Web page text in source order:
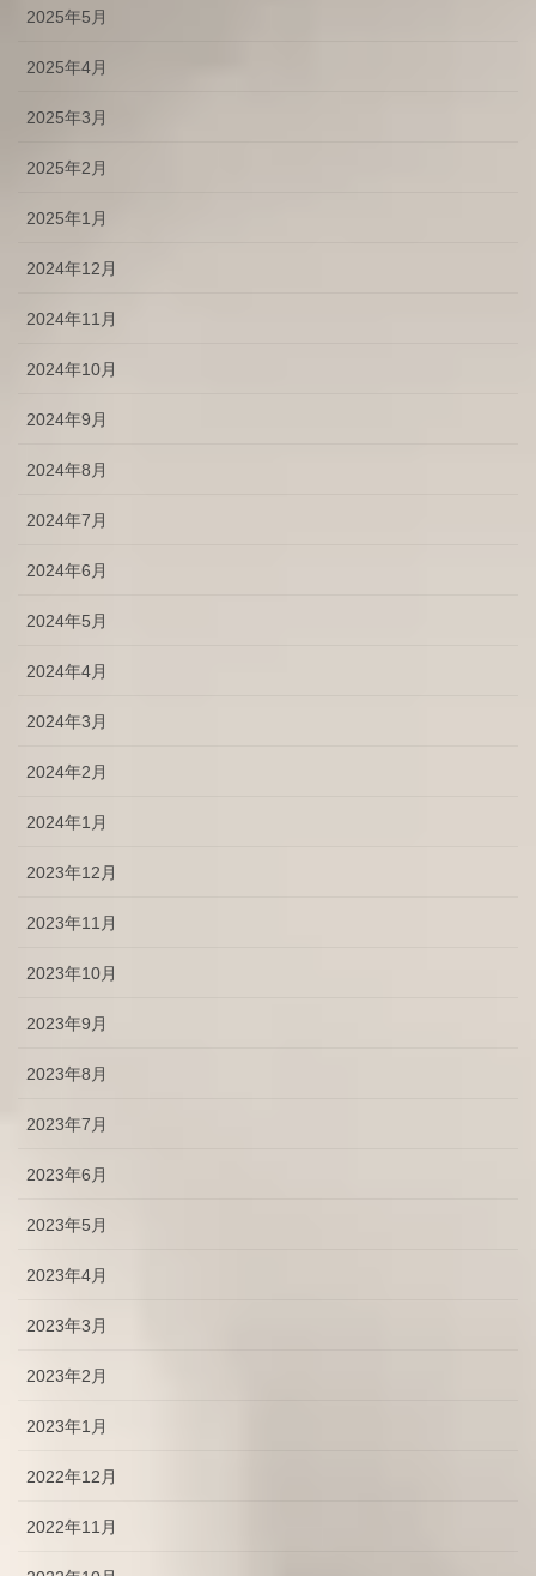
2025年5月
2025年4月
2025年3月
2025年2月
2025年1月
2024年12月
2024年11月
2024年10月
2024年9月
2024年8月
2024年7月
2024年6月
2024年5月
2024年4月
2024年3月
2024年2月
2024年1月
2023年12月
2023年11月
2023年10月
2023年9月
2023年8月
2023年7月
2023年6月
2023年5月
2023年4月
2023年3月
2023年2月
2023年1月
2022年12月
2022年11月